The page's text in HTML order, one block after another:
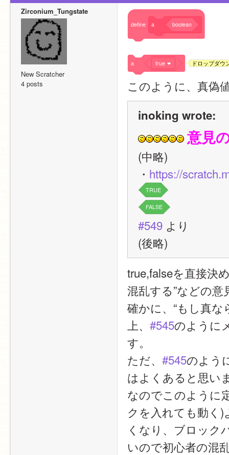
Zirconium_Tungstate
New Scratcher
4 posts
define a boolean
a true ドロップダウ
このように、真偽
inoking wrote:
意見
(中略)
・ https://
TRUE
FALSE
#549 より
(後略)
true,falseを直接決
混乱する”などの
確かに、“もし真
上、 #545のように
す。
ただ、 #545のよう
はよくあると思い
なのでこのように
クを入れても動く
くなり、ブロック
いので初心者の混